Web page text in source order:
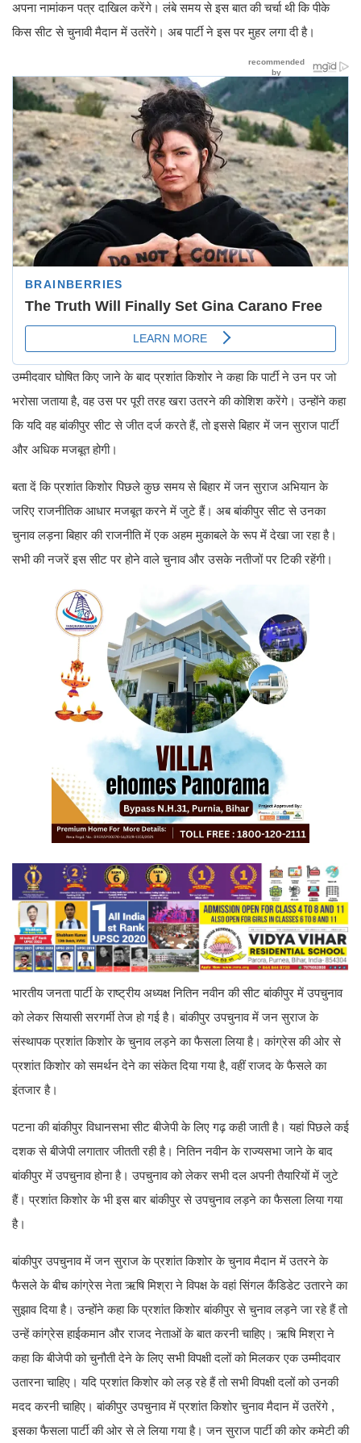
अपना नामांकन पत्र दाखिल करेंगे। लंबे समय से इस बात की चर्चा थी कि पीके
किस सीट से चुनावी मैदान में उतरेंगे। अब पार्टी ने इस पर मुहर लगा दी है।
उम्मीदवार घोषित किए जाने के बाद प्रशांत किशोर ने कहा कि पार्टी ने उन पर जो
भरोसा जताया है, वह उस पर पूरी तरह खरा उतरने की कोशिश करेंगे। उन्होंने कहा
कि यदि वह बांकीपुर सीट से जीत दर्ज करते हैं, तो इससे बिहार में जन सुराज पार्टी
और अधिक मजबूत होगी।
बता दें कि प्रशांत किशोर पिछले कुछ समय से बिहार में जन सुराज अभियान के
जरिए राजनीतिक आधार मजबूत करने में जुटे हैं। अब बांकीपुर सीट से उनका
चुनाव लड़ना बिहार की राजनीति में एक अहम मुकाबले के रूप में देखा जा रहा है।
सभी की नजरें इस सीट पर होने वाले चुनाव और उसके नतीजों पर टिकी रहेंगी।
भारतीय जनता पार्टी के राष्ट्रीय अध्यक्ष नितिन नवीन की सीट बांकीपुर में उपचुनाव
को लेकर सियासी सरगर्मी तेज हो गई है। बांकीपुर उपचुनाव में जन सुराज के
संस्थापक प्रशांत किशोर के चुनाव लड़ने का फैसला लिया है। कांग्रेस की ओर से
प्रशांत किशोर को समर्थन देने का संकेत दिया गया है, वहीं राजद के फैसले का
इंतजार है।
पटना की बांकीपुर विधानसभा सीट बीजेपी के लिए गढ़ कही जाती है। यहां पिछले कई
दशक से बीजेपी लगातार जीतती रही है। नितिन नवीन के राज्यसभा जाने के बाद
बांकीपुर में उपचुनाव होना है। उपचुनाव को लेकर सभी दल अपनी तैयारियों में जुटे
हैं। प्रशांत किशोर के भी इस बार बांकीपुर से उपचुनाव लड़ने का फैसला लिया गया
है।
बांकीपुर उपचुनाव में जन सुराज के प्रशांत किशोर के चुनाव मैदान में उतरने के
फैसले के बीच कांग्रेस नेता ऋषि मिश्रा ने विपक्ष के वहां सिंगल कैंडिडेट उतारने का
सुझाव दिया है। उन्होंने कहा कि प्रशांत किशोर बांकीपुर से चुनाव लड़ने जा रहे हैं तो
उन्हें कांग्रेस हाईकमान और राजद नेताओं के बात करनी चाहिए। ऋषि मिश्रा ने
कहा कि बीजेपी को चुनौती देने के लिए सभी विपक्षी दलों को मिलकर एक उम्मीदवार
उतारना चाहिए। यदि प्रशांत किशोर को लड़ रहे हैं तो सभी विपक्षी दलों को उनकी
मदद करनी चाहिए। बांकीपुर उपचुनाव में प्रशांत किशोर चुनाव मैदान में उतरेंगे ,
इसका फैसला पार्टी की ओर से ले लिया गया है। जन सुराज पार्टी की कोर कमेटी की